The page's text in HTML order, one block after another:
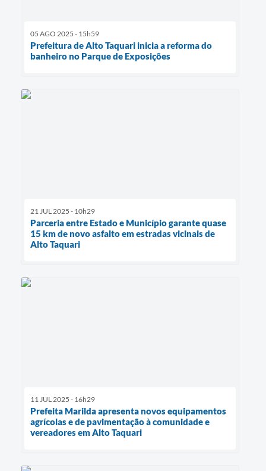
05 AGO 2025 - 15h59
Prefeitura de Alto Taquari inicia a reforma do
banheiro no Parque de Exposições
21 JUL 2025 - 10h29
Parceria entre Estado e Município garante quase
15 km de novo asfalto em estradas vicinais de
Alto Taquari
11 JUL 2025 - 16h29
Prefeita Marilda apresenta novos equipamentos
agrícolas e de pavimentação à comunidade e
vereadores em Alto Taquari